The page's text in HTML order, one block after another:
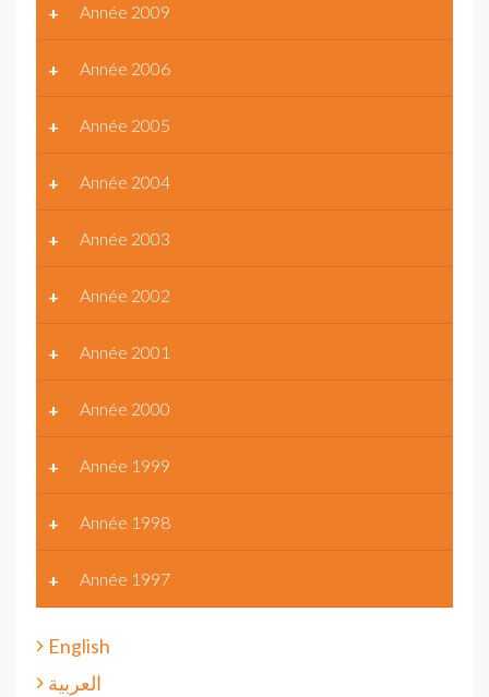
Année 2009
Année 2006
Année 2005
Année 2004
Année 2003
Année 2002
Année 2001
Année 2000
Année 1999
Année 1998
Année 1997
English
العربية